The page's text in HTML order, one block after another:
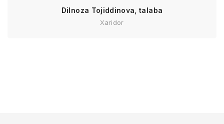
Dilnoza Tojiddinova, talaba
Xaridor